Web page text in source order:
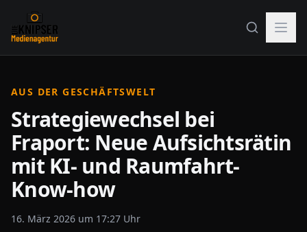
AUS DER GESCHÄFTSWELT
Strategiewechsel bei
Fraport: Neue Aufsichtsrätin
mit KI- und Raumfahrt-
Know-how
16. März 2026 um 17:27 Uhr